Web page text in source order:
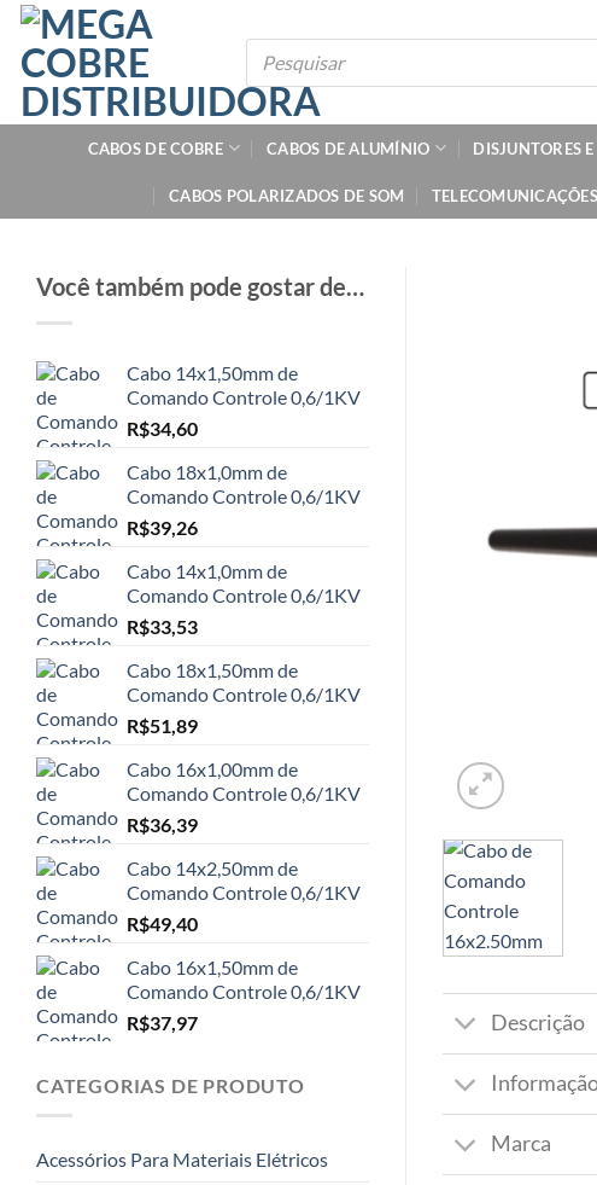
Skip
content
Pesquisar
produtos
CABOS DE COBRE CABOS DE ALUMÍNIO DISJUNTORES
CABOS POLARIZADOS DE SOM
Você também pode gostar de…
Cabo 14x1,50mm de
Comando Controle 0,6/1KV
R$34,60
Cabo 18x1,0mm de
Comando Controle 0,6/1KV
R$39,26
Cabo 14x1,0mm de
Comando Controle 0,6/1KV
R$33,53
Cabo 18x1,50mm de
Comando Controle 0,6/1KV
R$51,89
Cabo 16x1,00mm de
Comando Controle 0,6/1KV
R$36,39
Cabo 14x2,50mm de
Comando Controle 0,6/1KV
R$49,40
Cabo 16x1,50mm de
Comando Controle 0,6/1KV
R$37,97
CATEGORIAS DE PRODUTO
Acessórios Para Materiais Elétricos
Descrição
Marca